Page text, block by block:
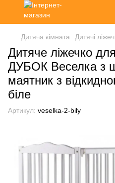
Дитяча кімната Дитячі
Дитяче ліжечко
ДУБОК Веселка з
маятник з
біле
Артикул: veselka-2-bily